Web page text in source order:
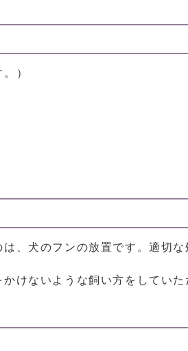
）
、犬のフンの放置です。適切な
けないような飼い方をしていた